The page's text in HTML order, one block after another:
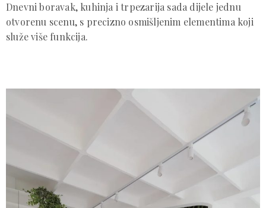
Dnevni boravak, kuhinja i trpezarija sada dijele jednu
otvorenu scenu, s precizno osmišljenim elementima koji
služe više funkcija.